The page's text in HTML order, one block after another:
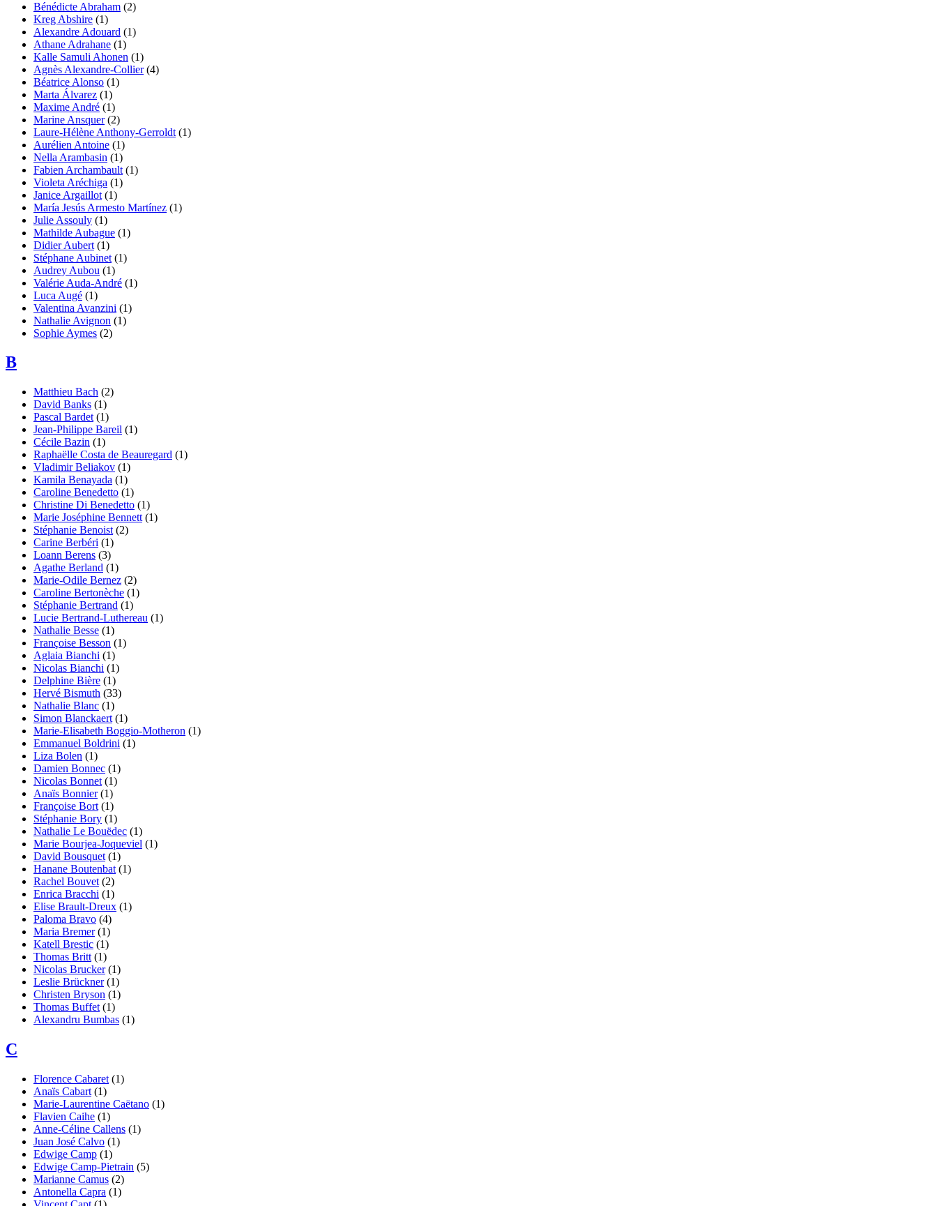
Bénédicte Abraham (2)
Kreg Abshire (1)
Alexandre Adouard (1)
Athane Adrahane (1)
Kalle Samuli Ahonen (1)
Agnès Alexandre-Collier (4)
Béatrice Alonso (1)
Marta Álvarez (1)
Maxime André (1)
Marine Ansquer (2)
Laure-Hélène Anthony-Gerroldt (1)
Aurélien Antoine (1)
Nella Arambasin (1)
Fabien Archambault (1)
Violeta Aréchiga (1)
Janice Argaillot (1)
María Jesús Armesto Martínez (1)
Julie Assouly (1)
Mathilde Aubague (1)
DidierAubert (1)
Stéphane Aubinet (1)
Audrey Aubou (1)
Valérie Auda-André (1)
Luca Augé (1)
Valentina Avanzini (1)
Nathalie Avignon (1)
Sophie Aymes (2)
B
Matthieu Bach (2)
David Banks (1)
Pascal Bardet (1)
Jean-Philippe Bareil (1)
Cécile Bazin (1)
Raphaëlle Costa de Beauregard (1)
VladimirBeliakov (1)
Kamila Benayada (1)
Caroline Benedetto (1)
Christine Di Benedetto (1)
Marie Joséphine Bennett (1)
Stéphanie Benoist (2)
Carine Berbéri (1)
Loann Berens (3)
Agathe Berland (1)
Marie-Odile Bernez (2)
Caroline Bertonèche (1)
Stéphanie Bertrand (1)
Lucie Bertrand-Luthereau (1)
Nathalie Besse (1)
Françoise Besson (1)
Aglaia Bianchi (1)
Nicolas Bianchi (1)
Delphine Bière (1)
Hervé Bismuth (33)
Nathalie Blanc (1)
Simon Blanckaert (1)
Marie-Elisabeth Boggio-Motheron (1)
Emmanuel Boldrini (1)
Liza Bolen (1)
Damien Bonnec (1)
Nicolas Bonnet (1)
Anaïs Bonnier (1)
Françoise Bort (1)
Stéphanie Bory (1)
Nathalie Le Bouëdec (1)
Marie Bourjea-Joqueviel (1)
David Bousquet (1)
Hanane Boutenbat (1)
Rachel Bouvet (2)
Enrica Bracchi (1)
Elise Brault-Dreux (1)
Paloma Bravo (4)
Maria Bremer (1)
Katell Brestic (1)
Thomas Britt (1)
Nicolas Brucker (1)
Leslie Brückner (1)
Christen Bryson (1)
Thomas Buffet (1)
Alexandru Bumbas (1)
C
Florence Cabaret (1)
Anaïs Cabart (1)
Marie-Laurentine Caëtano (1)
Flavien Caihe (1)
Anne-Céline Callens (1)
Juan José Calvo (1)
Edwige Camp (1)
Edwige Camp-Pietrain (5)
Marianne Camus (2)
Antonella Capra (1)